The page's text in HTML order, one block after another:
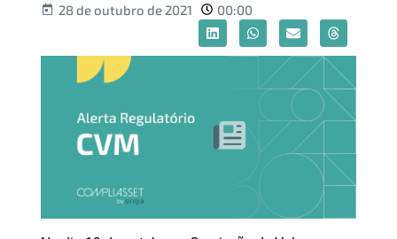
28 de outubro de 2021 00:00